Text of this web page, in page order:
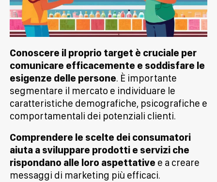
Conoscere il proprio target è cruciale per
comunicare efficacemente e soddisfare le
esigenze delle persone. È importante
segmentare il mercato e individuare le
caratteristiche demografiche, psicografiche e
comportamentali dei potenziali clienti.
Comprendere le scelte dei consumatori
aiuta a sviluppare prodotti e servizi che
rispondano alle loro aspettative e a creare
messaggi di marketing più efficaci.